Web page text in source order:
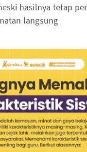
hasilnya tetap
langsung